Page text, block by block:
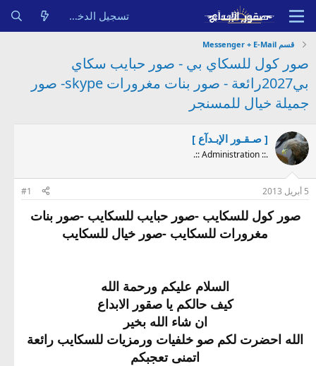
تسجيل الدخول
قسم Messenger + E-Mail
صور كول للسكاي بي - صور حبايب سكاي
بي2027رائعة - صور بنات مغرورات skype- صور
جميلة خيال للمسنجر
[ صـقـور الإبـدآع ]
.:: Administration ::.
5 أبريل 2013 #1
صور كول للسكايب -صور حبايب للسكايب -صور بنات
مغرورات للسكايب -صور خيال للسكايب
السلام عليكم ورحمة الله
كيف حالكم يا صقور الابداع
ان شاء الله بخير
الله احضرت لكم صو خلفيات ورمزيات للسكايب رائعة
اتمنى تعجبكم